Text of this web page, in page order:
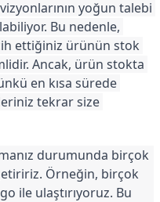
yoğun talebi
Bu nedenle,
ettiğiniz ürünün stok
Ancak, ürün stokta
en kısa sürede
tekrar size
durumunda birçok
Örneğin, birçok
ile ulaştırıyoruz. Bu